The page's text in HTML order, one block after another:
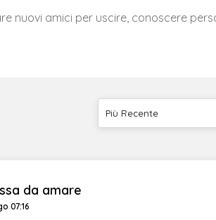
nuovi amici per uscire, conoscere
Più Recente
da amare
07:16